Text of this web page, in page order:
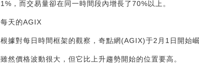
1%，而交易量卻在同一時間段內增長了70%以上。
每天的AGIX
根據對每日時間框架的觀察，奇點網(AGIX)于2月1日開始
雖然價格波動很大，但它比上升趨勢開始的位置要高。